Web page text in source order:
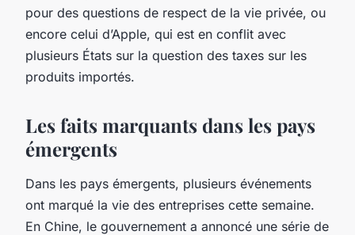
pour des questions de respect de la vie privée, ou
encore celui d’Apple, qui est en conflit avec
plusieurs États sur la question des taxes sur les
produits importés.
Les faits marquants dans les pays
émergents
Dans les pays émergents, plusieurs événements
ont marqué la vie des entreprises cette semaine.
En Chine, le gouvernement a annoncé une série de